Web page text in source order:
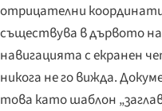
отрицателни
съществува в дървото
навигацията с екранен
никога не го вижда.
това като шаблон